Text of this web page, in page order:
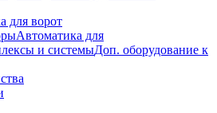
для ворот
Автоматика для
и системыДоп. оборудование к